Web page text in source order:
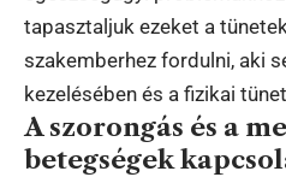
tapasztaljuk ezeket a
szakemberhez fordulni, aki
kezelésében és a fizikai
A szorongás és a
betegségek